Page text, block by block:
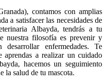
contamos con amplias
a satisfacer las necesidades de
Albayda, tendrás a tu
nuestra filosofía es prevenir y
enfermedades. Te
aprendas a realizar un cuidado
hacemos un seguimiento
la salud de tu mascota.